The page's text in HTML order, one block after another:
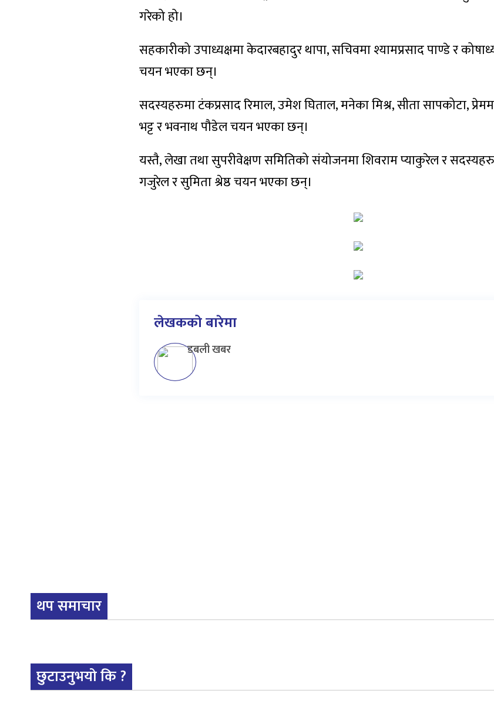
गरेको हो।
सहकारीको उपाध्यक्षमा केदारबहादुर थापा, सचिवमा श्यामप्रसाद पाण्डे र
चयन भएका छन्।
सदस्यहरुमा टंकप्रसाद रिमाल, उमेश घिताल, मनेका मिश्र, सीता सापकोटा, प्रेममान
भट्ट र भवनाथ पौडेल चयन भएका छन्।
यस्तै, लेखा तथा सुपरीवेक्षण समितिको संयोजनमा शिवराम प्याकुरेल र
गजुरेल र सुमिता श्रेष्ठ चयन भएका छन्।
लेखकको बारेमा
डबली खबर
थप समाचार
छुटाउनुभयो कि ?